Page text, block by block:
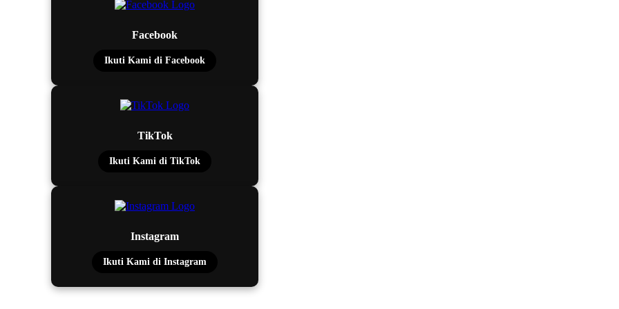
Facebook
Ikuti Kami di Facebook
TikTok
Ikuti Kami di TikTok
Instagram
Ikuti Kami di Instagram